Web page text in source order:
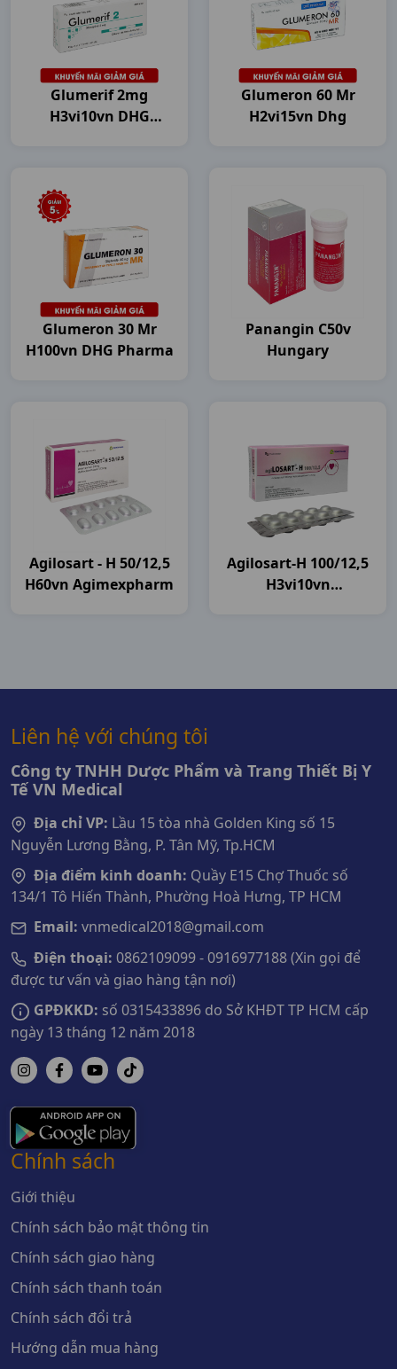
Glumerif 2mg
H3vi10vn DHG
Glumeron 60 Mr
H2vi15vn Dhg
Glumeron 30 Mr
H100vn DHG Pharma
Panangin C50v
Hungary
Agilosart - H 50/12,5
H60vn Agimexpharm
Agilosart-H 100/12,5
H3vi10vn
Liên hệ với chúng tôi
Công ty TNHH Dược Phẩm và Trang Thiết Bị Y
Tế VN Medical
Địa chỉ VP: Lầu 15 tòa nhà Golden King số 15
Nguyễn Lương Bằng, P. Tân Mỹ, Tp.HCM
Địa điểm kinh doanh: Quầy E15 Chợ Thuốc số
134/1 Tô Hiến Thành, Phường Hoà Hưng, TP HCM
Email: vnmedical2018@gmail.com
Điện thoại: 0862109099 - 0916977188 (Xin gọi để
được tư vấn và giao hàng tận nơi)
GPĐKKD: số 0315433896 do Sở KHĐT TP HCM cấp
ngày 13 tháng 12 năm 2018
Chính sách
Giới thiệu
Chính sách bảo mật thông tin
Chính sách giao hàng
Chính sách thanh toán
Chính sách đổi trả
Hướng dẫn mua hàng